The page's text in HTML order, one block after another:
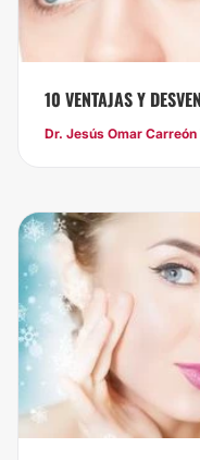
10 VENTAJAS Y